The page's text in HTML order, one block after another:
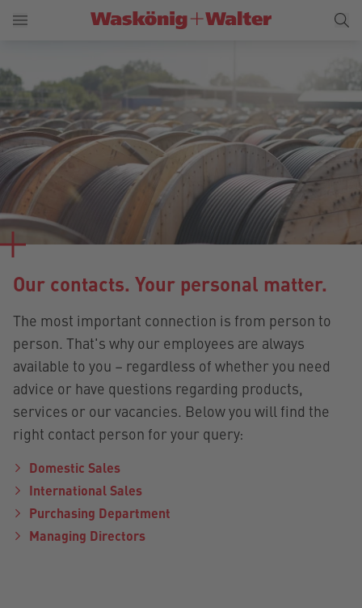
Our contacts. Your personal matter.
The most important connection is from person to
person. That's why our employees are always
available to you – regardless of whether you need
advice or have questions regarding products,
services or our vacancies. Below you will find the
right contact person for your query:
Domestic Sales
International Sales
Purchasing Department
Managing Directors